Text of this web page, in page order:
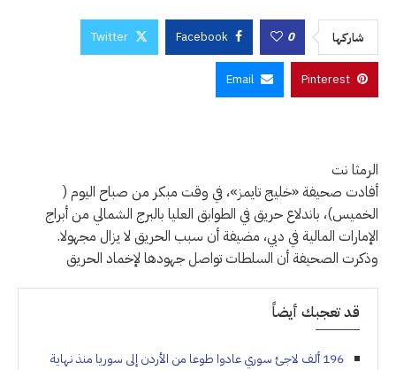
شاركها 0
Facebook
Twitter
Pinterest
Email
الرمثا نت
أفادت ​صحيفة «خليج تايمز»، في وقت مبكر من ‌صباح ‌اليوم (​
الخميس)، ‌باندلاع ⁠حريق ​في الطوابق ⁠العليا بالبرج الشمالي من أبراج
⁠الإمارات ‌المالية في ‌دبي، ​مضيفة ‌أن ‌سبب الحريق لا يزال مجهولا.
وذكرت ‌الصحيفة أن السلطات تواصل ⁠جهودها ⁠لإخماد الحريق
قد تعجبك أيضاً
196 ألف لاجئ سوري عادوا طوعا من الأردن إلى سوريا منذ نهاية